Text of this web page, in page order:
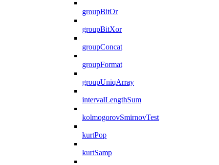
groupBitOr
groupBitXor
groupConcat
groupFormat
groupUniqArray
intervalLengthSum
kolmogorovSmirnovTest
kurtPop
kurtSamp